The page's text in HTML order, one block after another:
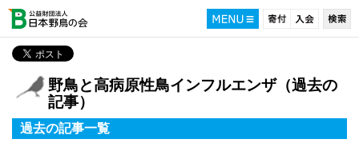
野鳥と高病原性鳥インフルエンザ（過去の
記事）
過去の記事一覧